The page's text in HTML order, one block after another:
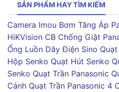
SẢN PHẨM HAY TÌM KIẾM
Camera Imou Bơm Tăng Áp
HiKVision CB Chống Giật
Ống Luồn Dây Điện Sino
Hộp Senko Quạt Hút Senko
Senko Quạt Trần Panasonic
Cánh Quạt Trần Panasonic 4